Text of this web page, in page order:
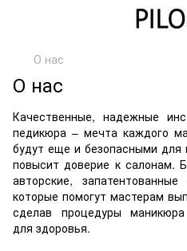
О нас
О нас
Качественные, надежные
педикюра – мечта каждого
будут еще и безопасными для
повысит доверие к салонам.
авторские,
которые помогут мастерам
сделав процедуры
для здоровья.